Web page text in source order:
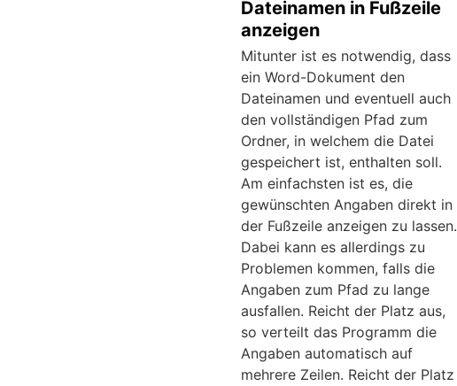
Dateinamen in Fußzeile
anzeigen
Mitunter ist es notwendig, dass
ein Word-Dokument den
Dateinamen und eventuell auch
den vollständigen Pfad zum
Ordner, in welchem die Datei
gespeichert ist, enthalten soll.
Am einfachsten ist es, die
gewünschten Angaben direkt in
der Fußzeile anzeigen zu lassen.
Dabei kann es allerdings zu
Problemen kommen, falls die
Angaben zum Pfad zu lange
ausfallen. Reicht der Platz aus,
so verteilt das Programm die
Angaben automatisch auf
mehrere Zeilen. Reicht der Platz